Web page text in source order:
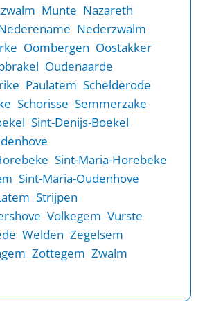
Munte Nazareth
Nederzwalm
Oombergen Oostakker
Oudenaarde
Paulatem Schelderode
Schorisse Semmerzake
Sint-Denijs-Boekel
Sint-Maria-Horebeke
Sint-Maria-Oudenhove
Strijpen
Volkegem Vurste
Welden Zegelsem
Zottegem Zwalm